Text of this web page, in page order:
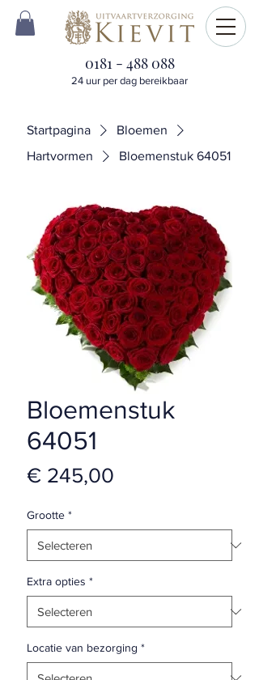
0181 - 488 088
24 uur per dag bereikbaar
Startpagina
Bloemen
Hartvormen
Bloemenstuk 64051
Bloemenstuk
64051
€ 245,00
Grootte *
Extra opties *
Locatie van bezorging *